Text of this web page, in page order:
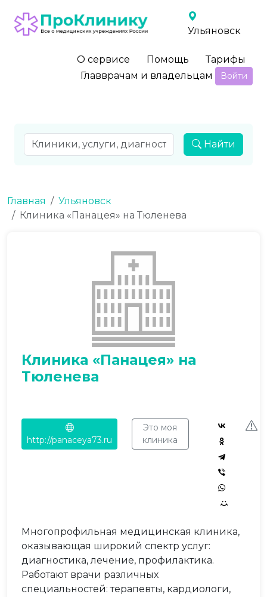
Ульяновск
О сервисе Помощь
Тарифы
Главврачам и владельцам
Войти
Найти
Главная
Ульяновск
Клиника «Панацея» на Тюленева
Клиника «Панацея» на
Тюленева
http://panaceya73.ru
Это моя
клиника
Многопрофильная медицинская клиника,
оказывающая широкий спектр услуг:
диагностика, лечение, профилактика.
Работают врачи различных
специальностей: терапевты, кардиологи,